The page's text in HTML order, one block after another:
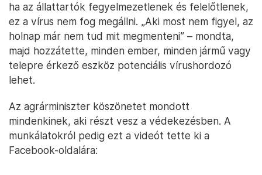
ha az állattartók fegyelmezetlenek és felelőtlenek,
ez a vírus nem fog megállni. „Aki most nem figyel, az
holnap már nem tud mit megmenteni” – mondta,
majd hozzátette, minden ember, minden jármű vagy
telepre érkező eszköz potenciális vírushordozó
lehet.
Az agrárminiszter köszönetet mondott
mindenkinek, aki részt vesz a védekezésben. A
munkálatokról pedig ezt a videót tette ki a
Facebook-oldalára: